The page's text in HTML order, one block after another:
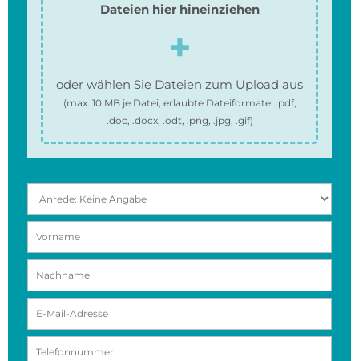
Dateien hier hineinziehen
oder wählen Sie Dateien zum Upload aus
(max. 10 MBje Datei, erlaubte Dateiformate: .pdf,
.doc, .docx, .odt, .png, .jpg, .gif)